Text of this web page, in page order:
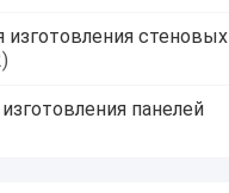
изготовления стеновых
панелей